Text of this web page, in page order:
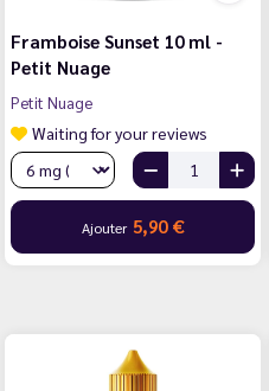
Framboise Sunset 10 ml -
Petit Nuage
Petit Nuage
Waiting for your reviews
Ajouter 5,90 €